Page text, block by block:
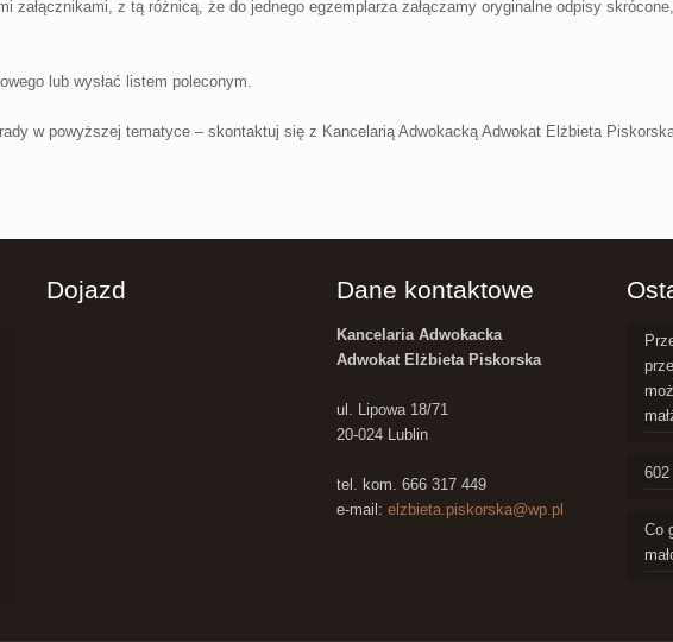
załącznikami, z tą różnicą, że do jednego egzemplarza załączamy oryginalne odpisy
lub wysłać listem poleconym.
w powyższej tematyce – skontaktuj się z Kancelarią Adwokacką Adwokat Elżbieta
Dojazd Dane kontaktowe
Kancelaria Adwokacka
Adwokat Elżbieta Piskorska
ul. Lipowa 18/71
20-024 Lublin
tel. kom. 666 317 449
e-mail:elzbieta.piskorska@wp.pl
602
Co